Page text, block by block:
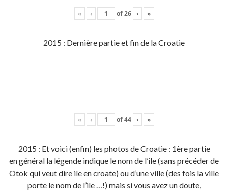
« ‹ of26 › »
2015 : Dernière partie et fin de la Croatie
« ‹ of44 › »
2015 : Et voici (enfin) les photos de Croatie : 1ère partie
en général la légende indique le nom de l’ile (sans précéder de
Otok qui veut dire ile en croate) ou d’une ville (des fois la ville
porte le nom de l’ile …!) mais si vous avez un doute,